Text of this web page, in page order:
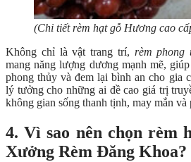
(Chi tiết rèm hạt gỗ Hương cao
Không chỉ là vật trang trí, rèm phong
mang năng lượng dương mạnh mẽ,
phong thủy và đem lại bình an cho gia
lý tưởng cho những ai đề cao giá trị
không gian sống thanh tịnh, may mắn và
4. Vì sao nên chọn rèm
Xưởng Rèm Đăng Khoa?